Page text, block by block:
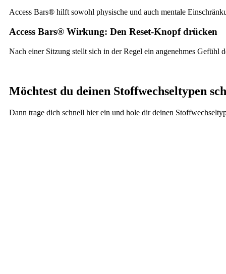
Access Bars® hilft sowohl physische und auch mentale
Access Bars® Wirkung: Den Reset-Knopf drücken
Nach einer Sitzung stellt sich in der Regel ein angenehmes
Möchtest du deinen Stoffwechseltypen
Dann trage dich schnell hier ein und hole dir deinen